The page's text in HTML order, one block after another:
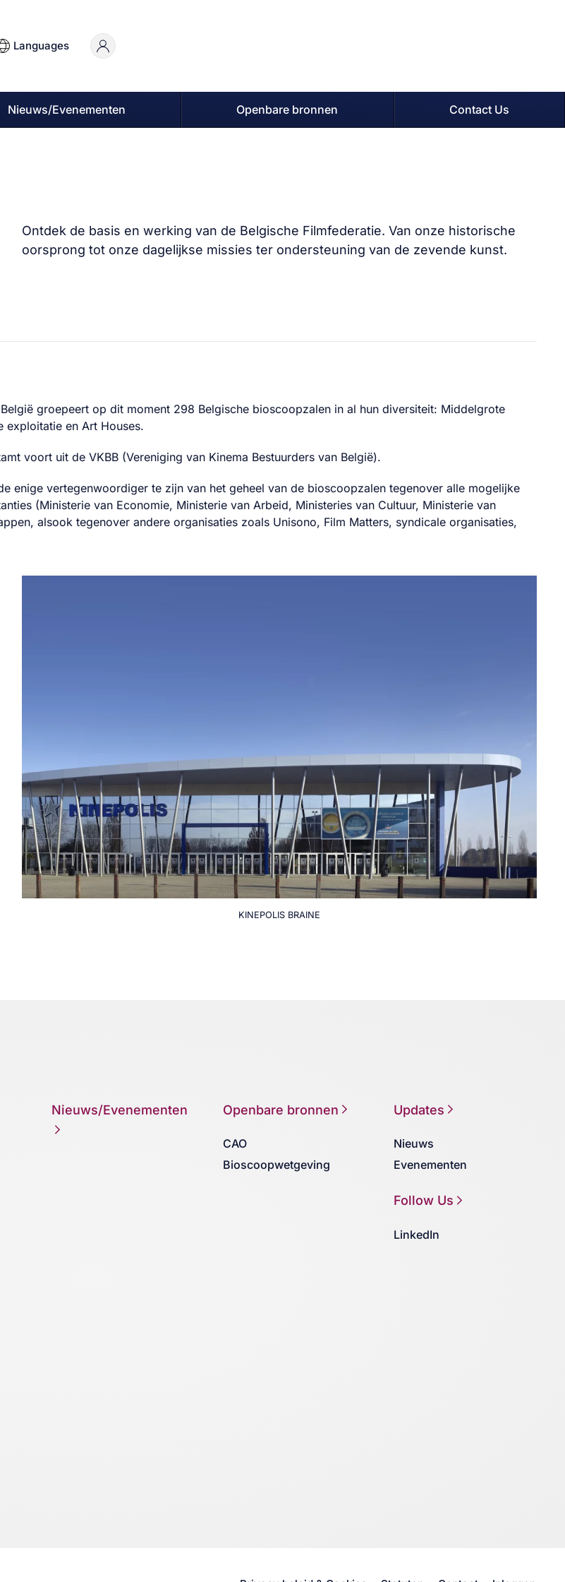
Languages
Nieuws/Evenementen Openbare bronnen Contact Us
Ontdek de basis en werking van de Belgische Filmfederatie. Van onze historische
oorsprong tot onze dagelijkse missies ter ondersteuning van de zevende kunst.
België groepeert op dit moment 298 Belgische bioscoopzalen in al hun diversiteit: Middelgrote
exploitatie en Art Houses.
voort uit de VKBB (Vereniging van Kinema Bestuurders van België).
enige vertegenwoordiger te zijn van het geheel van de bioscoopzalen tegenover alle mogelijke
(Ministerie van Economie, Ministerie van Arbeid, Ministeries van Cultuur, Ministerie van
alsook tegenover andere organisaties zoals Unisono, Film Matters, syndicale organisaties,
KINEPOLIS BRAINE
Nieuws/Evenementen Openbare bronnen
CAO
Bioscoopwetgeving
Updates
Nieuws
Evenementen
Follow Us
LinkedIn